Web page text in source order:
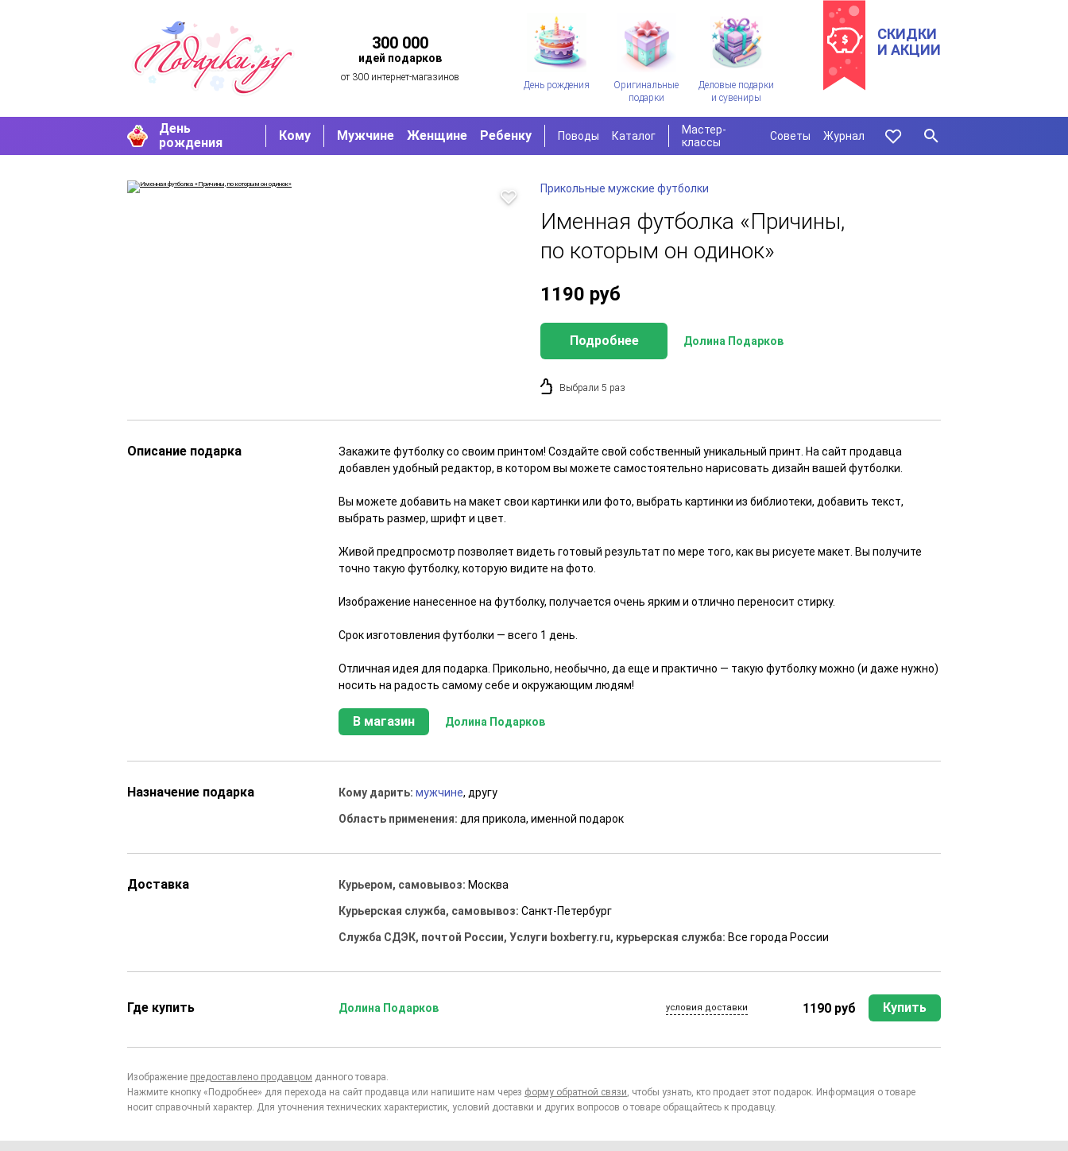
300 000
идей подарков
от 300 интернет-магазинов
День рождения
Оригинальные
подарки
Деловые подарки
и сувениры
СКИДКИ
И АКЦИИ
День
рождения
Кому Мужчине Женщине Ребенку Поводы Каталог
Мастер-
классы
Советы Журнал
Прикольные мужские футболки
Именная футболка «Причины,
по которым он одинок»
1190 руб
Подробнее Долина Подарков
Выбрали 5 раз
Описание подарка
Закажите футболку со своим принтом! Создайте свой собственный уникальный принт. На сайт продавца
добавлен удобный редактор, в котором вы можете самостоятельно нарисовать дизайн вашей футболки.
Вы можете добавить на макет свои картинки или фото, выбрать картинки из библиотеки, добавить текст,
выбрать размер, шрифт и цвет.
Живой предпросмотр позволяет видеть готовый результат по мере того, как вы рисуете макет. Вы получите
точно такую футболку, которую видите на фото.
Изображение нанесенное на футболку, получается очень ярким и отлично переносит стирку.
Срок изготовления футболки — всего 1 день.
Отличная идея для подарка. Прикольно, необычно, да еще и практично — такую футболку можно (и даже нужно)
носить на радость самому себе и окружающим людям!
В магазин Долина Подарков
Назначение подарка Кому дарить:мужчине, другу
Область применения:для прикола, именной подарок
Доставка Курьером, самовывоз: Москва
Курьерская служба, самовывоз:Санкт-Петербург
Служба СДЭК, почтой России, Услуги boxberry.ru, курьерская служба: Все города России
Где купить Долина Подарков условия доставки 1190 руб Купить
Изображение предоставлено продавцом данного товара.
Нажмите кнопку «Подробнее» для перехода на сайт продавца или напишите нам через форму обратной связи, чтобы узнать, кто продает этот подарок. Информация о товаре
носит справочный характер. Для уточнения технических характеристик, условий доставки и других вопросов о товаре обращайтесь к продавцу.